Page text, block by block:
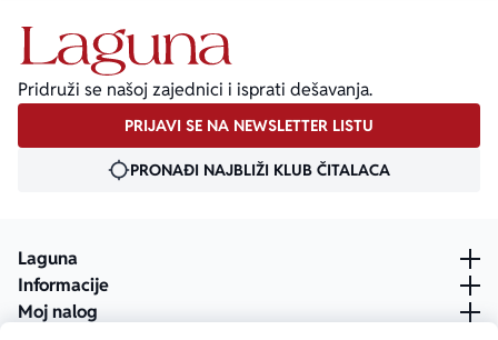
Pridruži se našoj zajednici i isprati dešavanja.
PRIJAVI SE NA NEWSLETTER LISTU
PRONAĐI NAJBLIŽI KLUB ČITALACA
Laguna
Informacije
Moj nalog